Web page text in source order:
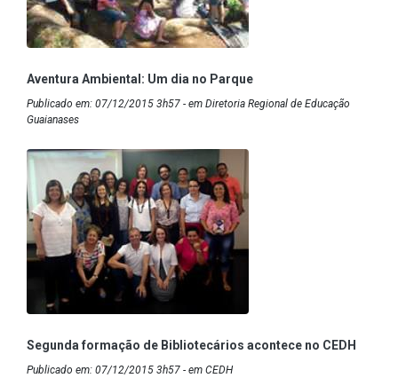
Aventura Ambiental: Um dia no Parque
Publicado em: 07/12/2015 3h57 - em Diretoria Regional de Educação
Guaianases
Segunda formação de Bibliotecários acontece no CEDH
Publicado em: 07/12/2015 3h57 - em CEDH